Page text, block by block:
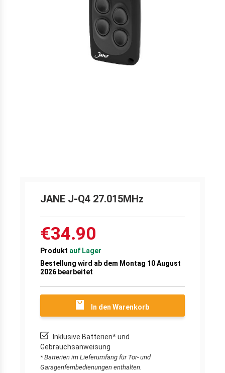
JANE J-Q4 27.015MHz
€34.90
Produkt auf Lager
Bestellung wird ab dem Montag 10 August
2026 bearbeitet
In den Warenkorb
Inklusive Batterien* und
Gebrauchsanweisung
* Batterien im Lieferumfang für Tor- und
Garagenfernbedienungen enthalten.